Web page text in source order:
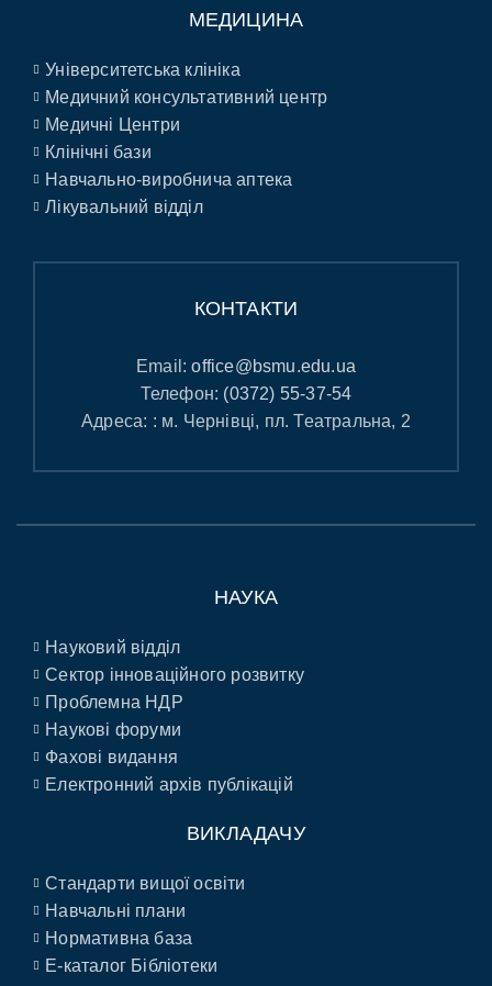
МЕДИЦИНА
Університетська клініка
Медичний консультативний центр
Медичні Центри
Клінічні бази
Навчально-виробнича аптека
Лікувальний відділ
КОНТАКТИ
Email:office@bsmu.edu.ua
Телефон: (0372) 55-37-54
Адреса: : м. Чернівці, пл. Театральна, 2
НАУКА
Науковий відділ
Сектор інноваційного розвитку
Проблемна НДР
Наукові форуми
Фахові видання
Електронний архів публікацій
ВИКЛАДАЧУ
Стандарти вищої освіти
Навчальні плани
Нормативна база
E-каталог Бібліотеки